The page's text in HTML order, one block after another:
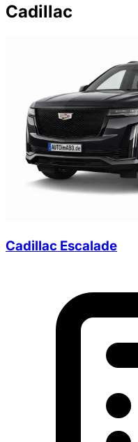
Cadillac
Cadillac Escalade